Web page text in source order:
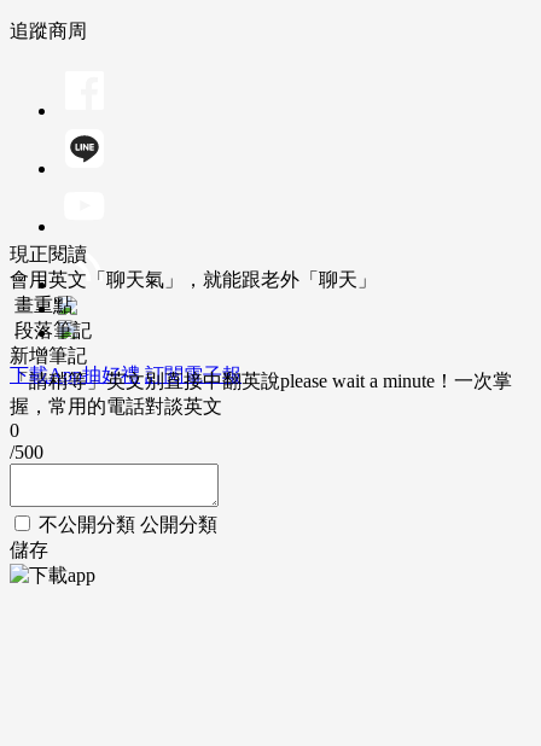
追蹤商周
下載App抽好禮 訂閱電子報
現正閱讀
會用英文「聊天氣」，就能跟老外「聊天」
畫重點
段落筆記
新增筆記
「請稍等」英文別直接中翻英說please wait a minute！一次掌
握，常用的電話對談英文
0
/500
不公開分類 公開分類
儲存